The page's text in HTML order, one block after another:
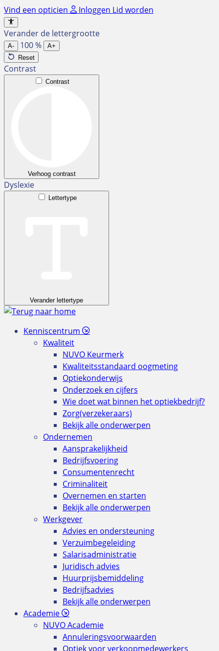
Ga
naar
de
inhoud
Vind een opticien Inloggen Lid worden
Verander de lettergrootte
A- 100%
A+
Reset
Contrast
Contrast
Verhoog contrast
Dyslexie
Lettertype
Verander lettertype
Kenniscentrum
Kwaliteit
NUVO Keurmerk
Kwaliteitsstandaard oogmeting
Optiekonderwijs
Onderzoek en cijfers
Wie doet wat binnen het optiekbedrijf?
Zorg(verzekeraars)
Bekijk alle onderwerpen
Ondernemen
Aansprakelijkheid
Bedrijfsvoering
Consumentenrecht
Criminaliteit
Overnemen en starten
Bekijk alle onderwerpen
Werkgever
Advies en ondersteuning
Verzuimbegeleiding
Salarisadministratie
Juridisch advies
Huurprijsbemiddeling
Bedrijfsadvies
Bekijk alle onderwerpen
Academie
NUVO Academie
Annuleringsvoorwaarden
Optiek voor verkoopmedewerkers